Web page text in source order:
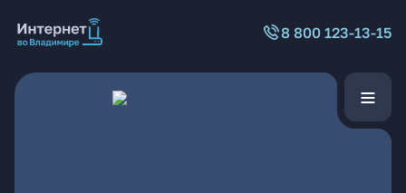
8 800 123-13-15